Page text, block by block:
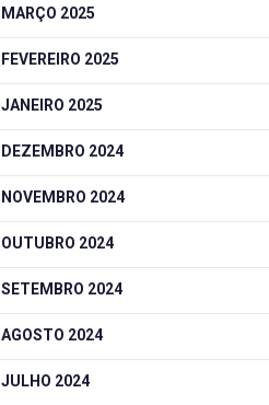
MARÇO 2025
FEVEREIRO 2025
JANEIRO 2025
DEZEMBRO 2024
NOVEMBRO 2024
OUTUBRO 2024
SETEMBRO 2024
AGOSTO 2024
JULHO 2024